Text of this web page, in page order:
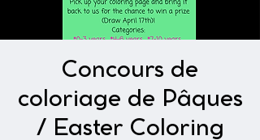
Concours de
coloriage de Pâques
/ Easter Coloring